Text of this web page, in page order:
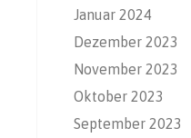
Januar 2024
Dezember 2023
November 2023
Oktober 2023
September 2023